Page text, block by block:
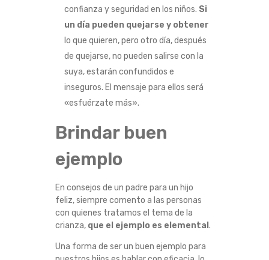
confianza y seguridad en los niños. Si
un día pueden quejarse y obtener
lo que quieren, pero otro día, después
de quejarse, no pueden salirse con la
suya, estarán confundidos e
inseguros. El mensaje para ellos será
«esfuérzate más».
Brindar buen
ejemplo
En consejos de un padre para un hijo
feliz, siempre comento a las personas
con quienes tratamos el tema de la
crianza, que el ejemplo es elemental .
Una forma de ser un buen ejemplo para